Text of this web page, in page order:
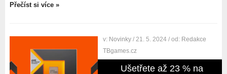
Přečíst si více »
v: Novinky / 21. 5. 2024 / od: Redakce
TBgames.cz
Ušetřete až 23 % na